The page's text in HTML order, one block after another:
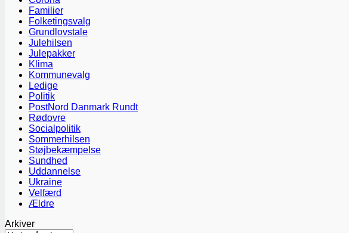
Familier
Folketingsvalg
Grundlovstale
Julehilsen
Julepakker
Klima
Kommunevalg
Ledige
Politik
PostNord Danmark Rundt
Rødovre
Socialpolitik
Sommerhilsen
Støjbekæmpelse
Sundhed
Uddannelse
Ukraine
Velfærd
Ældre
Arkiver